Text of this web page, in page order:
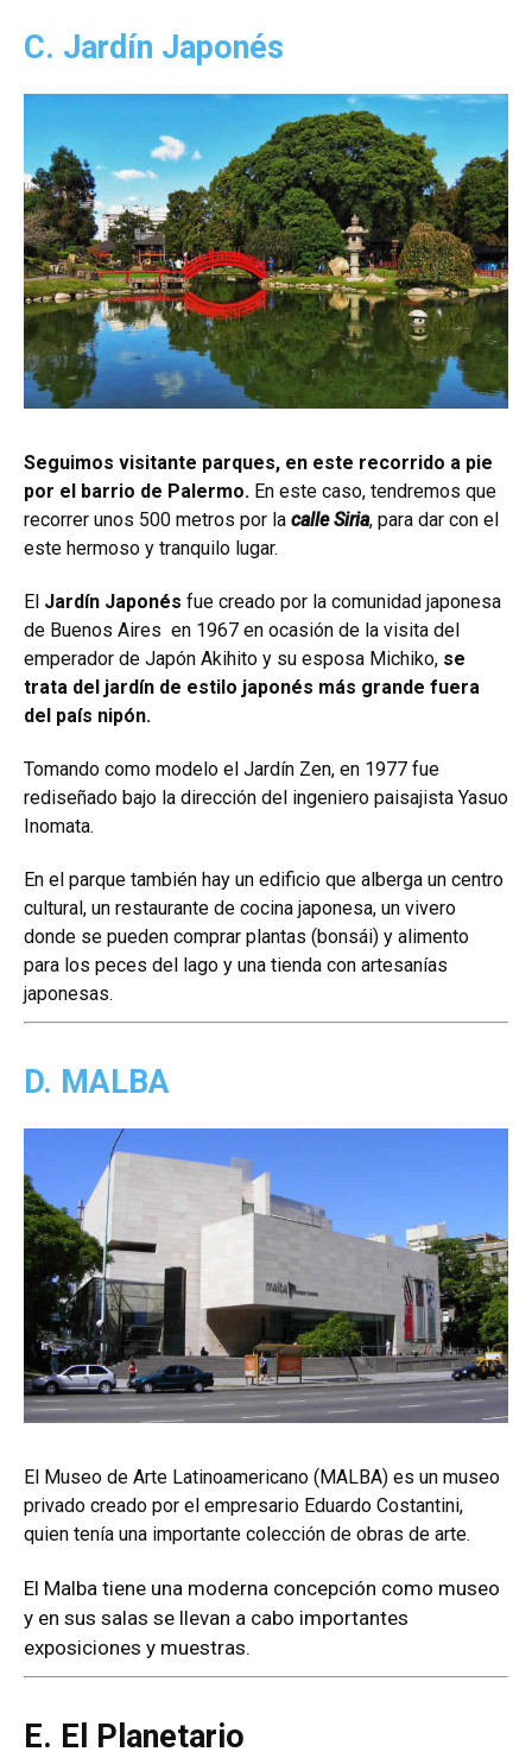
C. Jardín Japonés
Seguimos visitante parques, en este recorrido a pie
por el barrio de Palermo. En este caso, tendremos que
recorrer unos 500 metros por la calle Siria, para dar con el
este hermoso y tranquilo lugar.
El Jardín Japonés fue creado por la comunidad japonesa
de Buenos Aires en 1967 en ocasión de la visita del
emperador de Japón Akihito y su esposa Michiko, se
trata del jardín de estilo japonés más grande fuera
del país nipón.
Tomando como modelo el Jardín Zen, en 1977 fue
rediseñado bajo la dirección del ingeniero paisajista Yasuo
Inomata.
En el parque también hay un edificio que alberga un centro
cultural, un restaurante de cocina japonesa, un vivero
donde se pueden comprar plantas (bonsái) y alimento
para los peces del lago y una tienda con artesanías
japonesas.
D. MALBA
El Museo de Arte Latinoamericano (MALBA) es un museo
privado creado por el empresario Eduardo Costantini,
quien tenía una importante colección de obras de arte.
El Malba tiene una moderna concepción como museo
y en sus salas se llevan a cabo importantes
exposiciones y muestras.
E. El Planetario